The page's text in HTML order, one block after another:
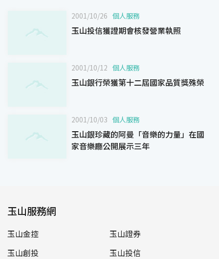
2001/10/26 個人服務
玉山投信獲證期會核發營業執照
2001/10/12 個人服務
玉山銀行榮獲第十二屆國家品質獎殊榮
2001/10/03 個人服務
玉山銀珍藏的阿曼「音樂的力量」在國
家音樂廳公開展示三年
玉山服務網
玉山金控
玉山證券
玉山創投
玉山投信